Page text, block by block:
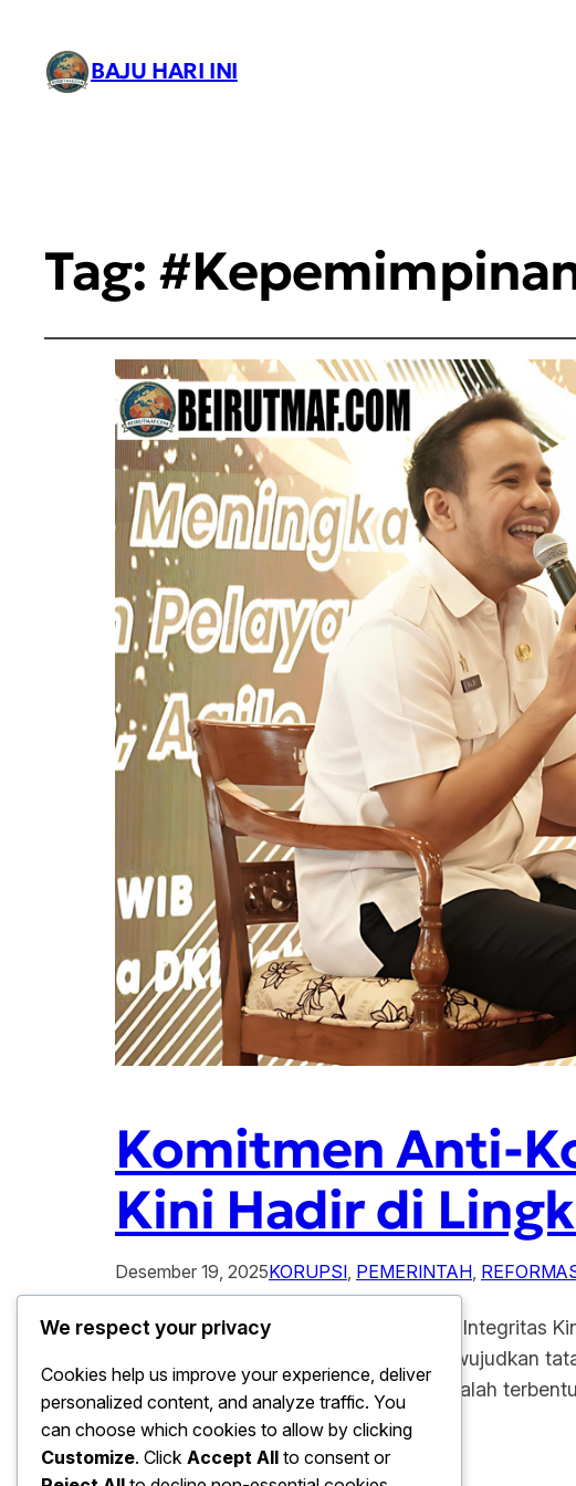
BAJU HARI INI
Tag:
Komitmen Anti-
Kini Hadir di
Desember 19, 2025KORUPSI, PEMERINTAH,
Komitmen Anti-Korupsi: 150 Unit Zona Integritas
memperkuat langkah nyata dalam mewujudkan
strategis yang kini menjadi sorotan adalah
lingkungan Pemprov…
We respect your privacy
Cookies help us improve your experience, deliver
personalized content, and analyze traffic. You
can choose which cookies to allow by clicking
Customize. Click Accept All to consent or